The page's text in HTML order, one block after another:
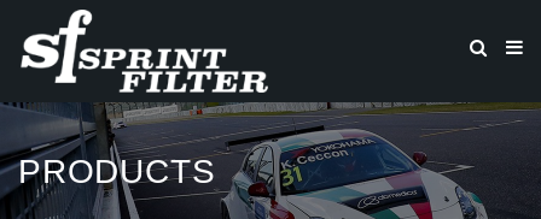
PRODUCTS